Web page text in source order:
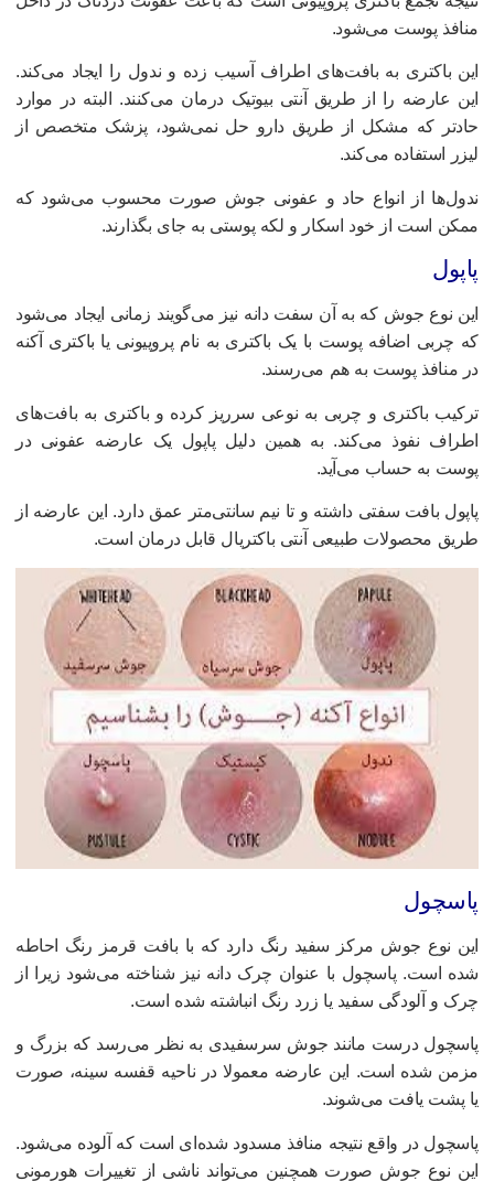
پوست می‌شود.
باکتری به بافت‌های اطراف آسیب زده و ندول را ایجاد می‌کند.
عارضه را از طریق آنتی بیوتیک درمان می‌کنند. البته در موارد
که مشکل از طریق دارو حل نمی‌شود، پزشک متخصص از
استفاده می‌کند.
از انواع حاد و عفونی جوش صورت محسوب می‌شود که
است از خود اسکار و لکه پوستی به جای بگذارند.
نوع جوش که به آن سفت دانه نیز می‌گویند زمانی ایجاد می‌شود
چربی اضافه پوست با یک باکتری به نام پروپیونی یا باکتری آکنه
منافذ پوست به هم می‌رسند.
باکتری و چربی به نوعی سرریز کرده و باکتری به بافت‌های
نفوذ می‌کند. به همین دلیل پاپول یک عارضه عفونی در
به حساب می‌آید.
بافت سفتی داشته و تا نیم سانتی‌متر عمق دارد. این عارضه از
محصولات طبیعی آنتی باکتریال قابل درمان است.
نوع جوش مرکز سفید رنگ دارد که با بافت قرمز رنگ احاطه
است. پاسچول با عنوان چرک دانه نیز شناخته می‌شود زیرا از
و آلودگی سفید یا زرد رنگ انباشته شده است.
درست مانند جوش سرسفیدی به نظر می‌رسد که بزرگ و
شده است. این عارضه معمولا در ناحیه قفسه سینه، صورت
پشت یافت می‌شوند.
در واقع نتیجه منافذ مسدود شده‌ای است که آلوده می‌شود.
نوع جوش صورت همچنین می‌تواند ناشی از تغییرات هورمونی